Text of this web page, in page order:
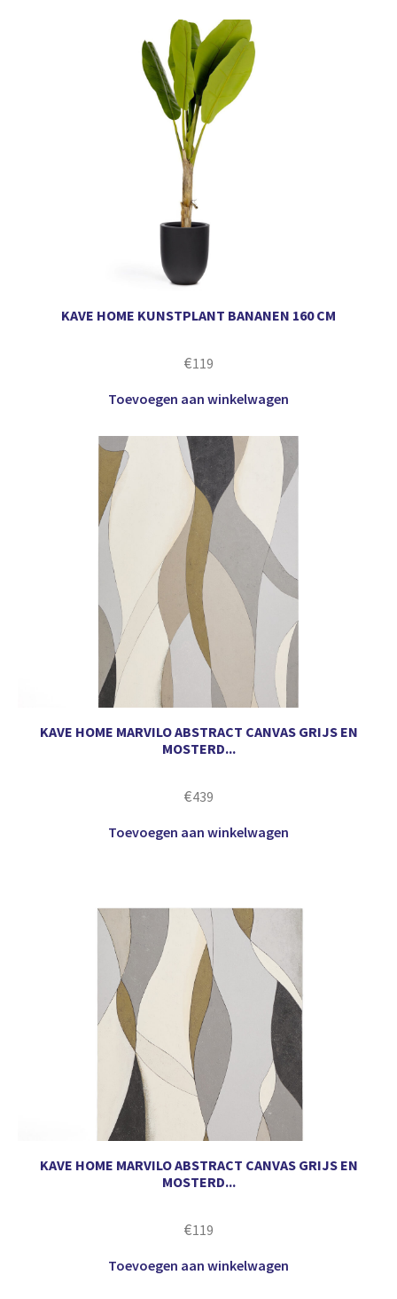
KAVE HOME KUNSTPLANT BANANEN 160 CM
€119
Toevoegen aan winkelwagen
KAVE HOME MARVILO ABSTRACT CANVAS GRIJS EN
MOSTERD...
€439
Toevoegen aan winkelwagen
KAVE HOME MARVILO ABSTRACT CANVAS GRIJS EN
MOSTERD...
€119
Toevoegen aan winkelwagen